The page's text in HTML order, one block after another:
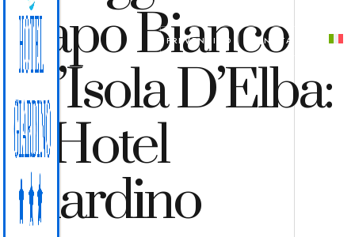
PRENOTA
PREVENTIVO
Capo Bianco
all’Isola D’Elba:
L’Hotel
Giardino